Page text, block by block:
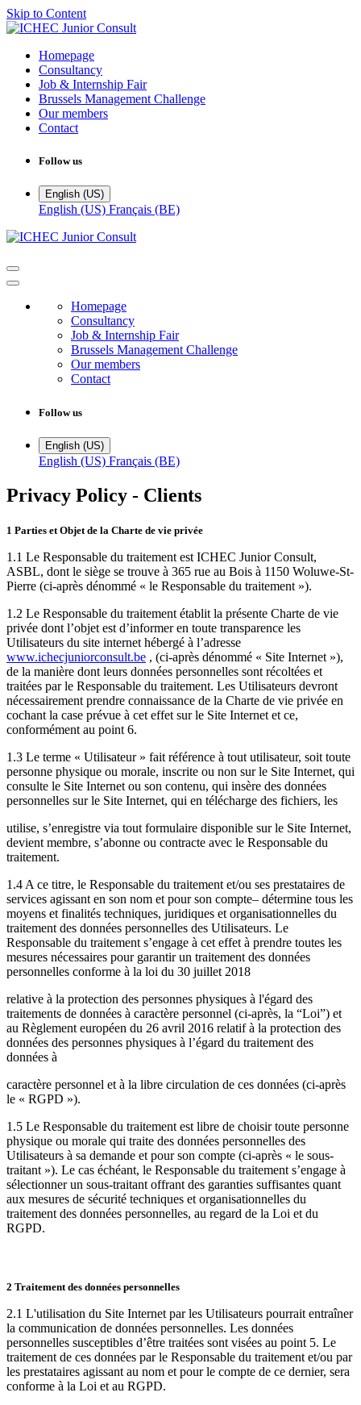
Skip to Content
Homepage
Consultancy
Job & Internship Fair
Brussels Management Challenge
Our members
Contact
Follow us
English (US)
English (US) Français (BE)
Homepage
Consultancy
Job & Internship Fair
Brussels Management Challenge
Our members
Contact
Follow us
English (US)
English (US) Français (BE)
Privacy Policy - Clients
1 Parties et Objet de la Charte de vie privée
1.1 Le Responsable du traitement est ICHEC Junior Consult,
ASBL, dont le siège se trouve à 365 rue au Bois à 1150 Woluwe-St-
Pierre (ci-après dénommé « le Responsable du traitement »).
1.2 Le Responsable du traitement établit la présente Charte de vie
privée dont l’objet est d’informer en toute transparence les
Utilisateurs du site internet hébergé à l’adresse
www.ichecjuniorconsult.be , (ci-après dénommé « Site Internet »),
de la manière dont leurs données personnelles sont récoltées et
traitées par le Responsable du traitement. Les Utilisateurs devront
nécessairement prendre connaissance de la Charte de vie privée en
cochant la case prévue à cet effet sur le Site Internet et ce,
conformément au point 6.
1.3 Le terme « Utilisateur » fait référence à tout utilisateur, soit toute
personne physique ou morale, inscrite ou non sur le Site Internet, qui
consulte le Site Internet ou son contenu, qui insère des données
personnelles sur le Site Internet, qui en télécharge des fichiers, les
utilise, s’enregistre via tout formulaire disponible sur le Site Internet,
devient membre, s’abonne ou contracte avec le Responsable du
traitement.
1.4 A ce titre, le Responsable du traitement et/ou ses prestataires de
services agissant en son nom et pour son compte– détermine tous les
moyens et finalités techniques, juridiques et organisationnelles du
traitement des données personnelles des Utilisateurs. Le
Responsable du traitement s’engage à cet effet à prendre toutes les
mesures nécessaires pour garantir un traitement des données
personnelles conforme à la loi du 30 juillet 2018
relative à la protection des personnes physiques à l'égard des
traitements de données à caractère personnel (ci-après, la “Loi”) et
au Règlement européen du 26 avril 2016 relatif à la protection des
données des personnes physiques à l’égard du traitement des
données à
caractère personnel et à la libre circulation de ces données (ci-après
le « RGPD »).
1.5 Le Responsable du traitement est libre de choisir toute personne
physique ou morale qui traite des données personnelles des
Utilisateurs à sa demande et pour son compte (ci-après « le sous-
traitant »). Le cas échéant, le Responsable du traitement s’engage à
sélectionner un sous-traitant offrant des garanties suffisantes quant
aux mesures de sécurité techniques et organisationnelles du
traitement des données personnelles, au regard de la Loi et du
RGPD.
2 Traitement des données personnelles
2.1 L'utilisation du Site Internet par les Utilisateurs pourrait entraîner
la communication de données personnelles. Les données
personnelles susceptibles d’être traitées sont visées au point 5. Le
traitement de ces données par le Responsable du traitement et/ou par
les prestataires agissant au nom et pour le compte de ce dernier, sera
conforme à la Loi et au RGPD.